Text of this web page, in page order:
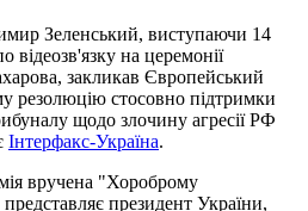
Зеленський, виступаючи 14
відеозв'язку на церемонії
закликав Європейський
резолюцію стосовно підтримки
щодо злочину агресії РФ
Інтерфакс-Україна.
вручена "Хороброму
президент України,